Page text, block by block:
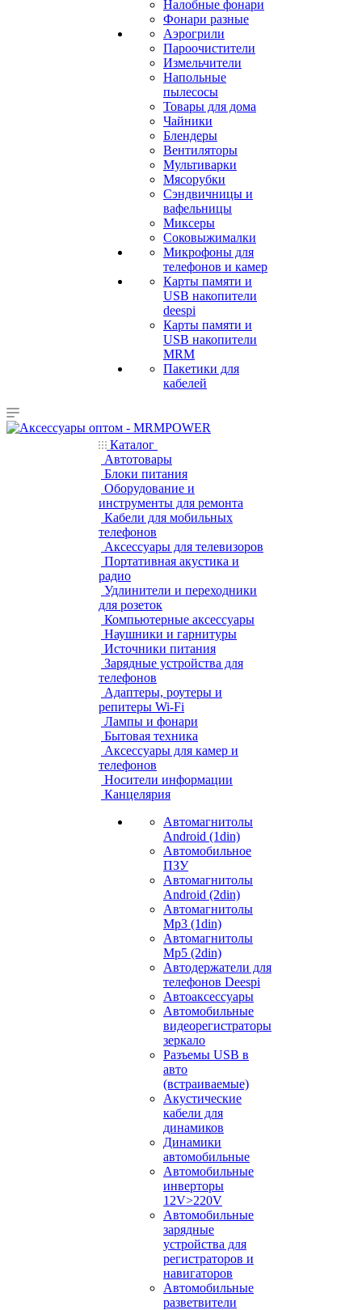
Налобные фонари
Фонари разные
Аэрогрили
Пароочистители
Измельчители
Напольные
пылесосы
Товары для дома
Чайники
Блендеры
Вентиляторы
Мультиварки
Мясорубки
Сэндвичницы и
вафельницы
Миксеры
Соковыжималки
Микрофоны для
телефонов и камер
Карты памяти и
USB накопители
deespi
Карты памяти и
USB накопители
MRM
Пакетики для
кабелей
Каталог
Автотовары
Блоки питания
Оборудование и
инструменты для ремонта
Кабели для мобильных
телефонов
Аксессуары для телевизоров
Портативная акустика и
радио
Удлинители и переходники
для розеток
Компьютерные аксессуары
Наушники и гарнитуры
Источники питания
Зарядные устройства для
телефонов
Адаптеры, роутеры и
репитеры Wi-Fi
Лампы и фонари
Бытовая техника
Аксессуары для камер и
телефонов
Носители информации
Канцелярия
Автомагнитолы
Android (1din)
Автомобильное
ПЗУ
Автомагнитолы
Android (2din)
Автомагнитолы
Mp3 (1din)
Автомагнитолы
Mp5 (2din)
Автодержатели для
телефонов Deespi
Автоаксессуары
Автомобильные
видеорегистраторы
зеркало
Разъемы USB в
авто
(встраиваемые)
Акустические
кабели для
динамиков
Динамики
автомобильные
Автомобильные
инверторы
12V>220V
Автомобильные
зарядные
устройства для
регистраторов и
навигаторов
Автомобильные
разветвители